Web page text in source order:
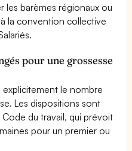
les barèmes régionaux ou
la convention collective
pour une grossesse
le nombre
Les dispositions sont
du travail, qui prévoit
pour un premier ou